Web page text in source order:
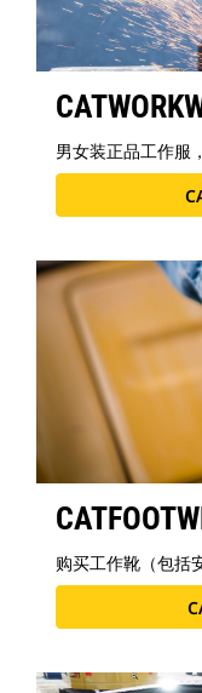
男女装正品工作服
购买工作靴（包括